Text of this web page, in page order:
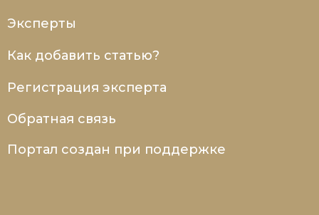
Эксперты
Как добавить статью?
Регистрация эксперта
Обратная связь
Портал создан при поддержке